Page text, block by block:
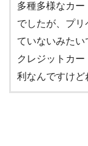
多種多様なカー
でしたが、プ
ていないみたい
クレジットカ
利なんですけど